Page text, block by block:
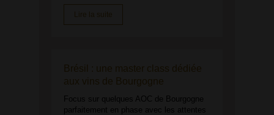
Lire la suite
Brésil : une master class dédiée
aux vins de Bourgogne
Focus sur quelques AOC de Bourgogne
parfaitement en phase avec les attentes